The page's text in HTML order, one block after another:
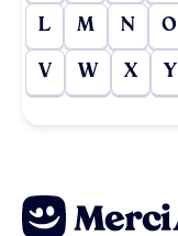
L M N O
V W X Y